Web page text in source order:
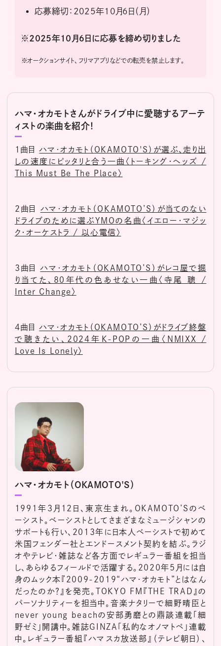
応募締切：2025年10月6日（月）
※2025年10月6日に応募を締め切りました
※オークションサイト、フリマアプリなどでの転売を禁止します。
ハマ･オカモトさんがドライブ中に愛聴するアーテ
ィストの楽曲を紹介！
1曲目ハマ･オカモト（OKAMOTO'S）が選ぶ、走り出
しの速度にピッタリと合う一曲〈トーキング・ヘッズ /
This Must Be The Place〉
2曲目 ハマ･オカモト（OKAMOTO’S）が当てのない
ドライブのために選ぶYMOの名曲〈イエロー・マジッ
ク・オーケストラ / 以心電信〉
3曲目ハマ･オカモト（OKAMOTO’S）がレコ屋で掘
り当てた、80年代の色あせない一曲〈寺尾 聰 /
Inter Change〉
4曲目ハマ･オカモト（OKAMOTO’S）がドライブ終盤
で聴きたい、2024年K-POPの一曲〈NMIXX /
Love Is Lonely〉
ハマ･オカモト（OKAMOTO'S）
1991年3月12日、東京生まれ。OKAMOTO’Sのベ
ーシスト。ベーシストとしてさまざまなミュージシャンの
サポートも行い、2013年に日本人ベーシストで初めて
米国フェンダー社とエンドースメント契約を結ぶ。ラジ
オやテレビ・雑誌など各方面でレギュラー番組を担当
し、あらゆるフィールドで活躍する。2020年5月には自
身のムック本『2009-2019“ハマ･オカモト”とはなん
だったのか？』を発売。TOKYO FM『THE TRAD』の
パーソナリティーを担当中。音楽ナタリーで細野晴臣と
never young beachの安部勇磨との鼎談連載「細
野ゼミ」開講中。雑誌GINZA「私的なオノマトペ」連載
中。レギュラー番組『ハマスカ放送部』（テレビ朝日）、